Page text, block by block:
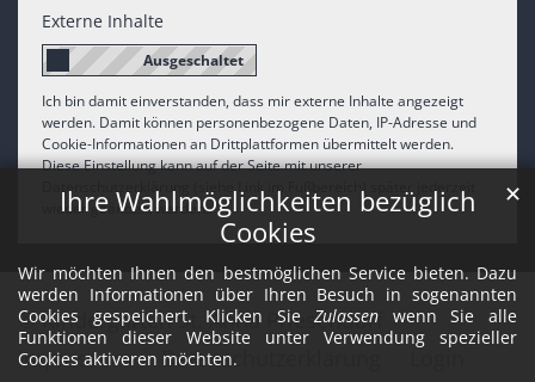
Ihre Wahlmöglichkeiten bezüglich
Cookies
Wir möchten Ihnen den bestmöglichen Service bieten. Dazu
werden Informationen über Ihren Besuch in sogenannten
Cookies gespeichert. Klicken SieZulassen wenn Sie alle
Funktionen dieser Website unter Verwendung spezieller
Cookies aktiveren möchten.
✕
Externe Inhalte
Ich bin damit einverstanden, dass mir externe Inhalte angezeigt
werden. Damit können personenbezogene Daten, IP-Adresse und
Cookie-Informationen an Drittplattformen übermittelt werden.
Diese Einstellung kann auf der Seite mit unserer
Datenschutzerklärung (siehe Link im Fußbereich) später jederzeit
wieder geändert werden.
© Kindergarten St. Anna Priesendorf
Impressum
Datenschutzerklärung